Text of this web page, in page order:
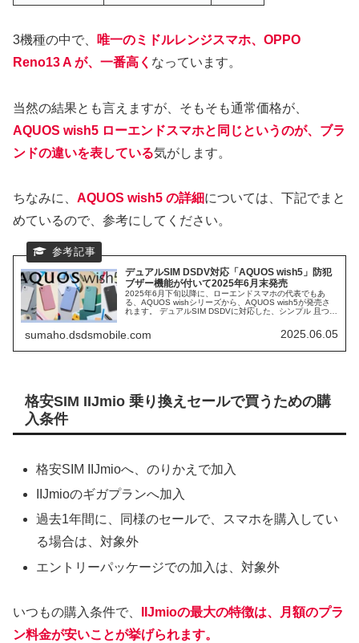
3機種の中で、
唯一のミドルレンジスマホ、OPPO
Reno13 A が、一番高く なっています。
当然の結果とも言えますが、そもそも通常価格が、
AQUOS wish5 ローエンドスマホと同じというのが、ブラ
ンドの違いを表している気がします。
ちなみに、 AQUOS wish5 の詳細については、下記でまと
めているので、参考にしてください。
デュアルSIM DSDV対応「AQUOS wish5」防犯
ブザー機能が付いて2025年6月末発売
2025年6月下旬以降に、ローエンドスマホの代表でもあ
る、AQUOS wishシリーズから、AQUOS wish5が発売さ
れます。 デュアルSIM DSDVに対応した、シンプル 且つ、
者に優しいスマホで、AQUOS wish5 になって、防犯ブザ
ー機能が搭載されたのが、大きな特徴の1つとなります。
sumaho.dsdsmobile.com 2025.06.05
格安SIM IIJmio 乗り換えセールで買うための購
入条件
格安SIM IIJmioへ、のりかえで加入
IIJmioのギガプランへ加入
過去1年間に、同様のセールで、スマホを購入してい
る場合は、対象外
エントリーパッケージでの加入は、対象外
いつもの購入条件で、
IIJmioの最大の特徴は、月額のプラ
ン料金が安いことが挙げられます。